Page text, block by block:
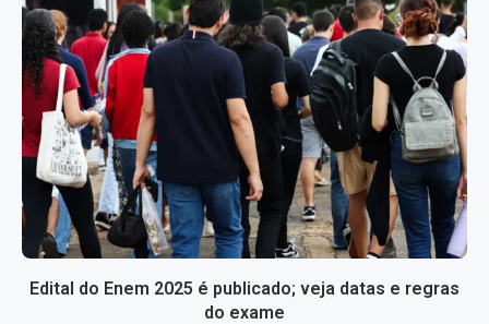
Edital do Enem 2025 é publicado; veja datas e regras
do exame